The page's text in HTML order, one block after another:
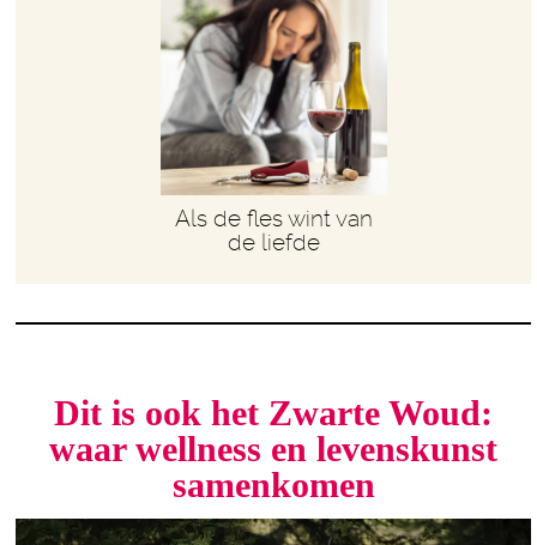
Als de fles wint van
de liefde
Dit is ook het Zwarte Woud:
waar wellness en levenskunst
samenkomen